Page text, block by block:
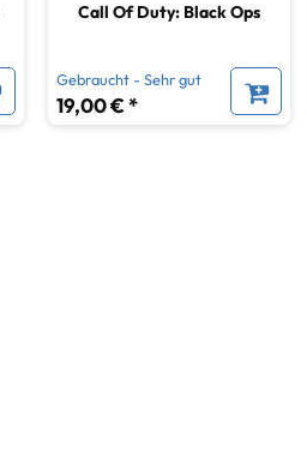
Call Of Duty: Black Ops
Gebraucht - Sehr gut
19,00 € *